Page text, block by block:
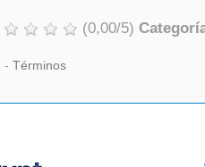
(0,00/5)
- Términos